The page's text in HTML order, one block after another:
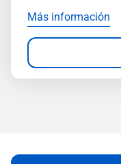
Más información